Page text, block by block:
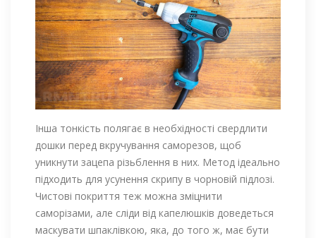
Інша тонкість полягає в необхідності свердлити
дошки перед вкручування саморезов, щоб
уникнути зацепа різьблення в них. Метод ідеально
підходить для усунення скрипу в чорновій підлозі.
Чистові покриття теж можна зміцнити
саморізами, але сліди від капелюшків доведеться
маскувати шпаклівкою, яка, до того ж, має бути